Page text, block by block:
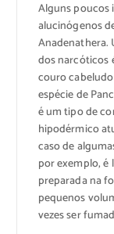
Alguns
alucinógenos
dos narcóticos
couro
espécie de
é um tipo de
hipodérmico
caso de
por exemplo,
preparada na
pequenos
vezes ser